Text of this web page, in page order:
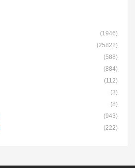
(1946)
(25822)
(588)
(884)
(112)
(3)
(8)
(943)
(222)